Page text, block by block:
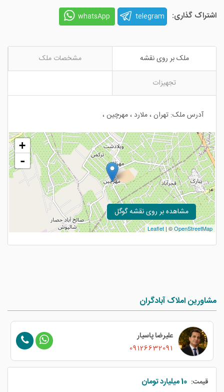
اشتراک گذاری: telegram
whatsApp
ملک بر روی نقشه مشخصات ملک
تجهیزات
آدرس ملک: تهران ، ملارد ، مهرچین ،
+
-
Leaflet | ©OpenStreetMap
مشاهده بر روی نقشه گوگل
مشاورین املاک آبادگران
علیرضا پاسیار
09126632091
قیمت: 10 میلیارد تومان